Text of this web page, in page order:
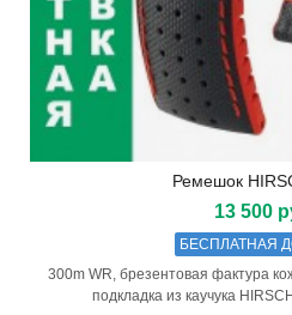
Ремешок
13 500
БЕСПЛАТНАЯ
300m WR, брезентовая фактура
подкладка из каучука